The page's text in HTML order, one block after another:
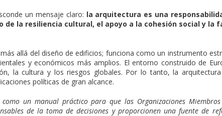
un mensaje claro: la arquitectura es una
la resiliencia cultural, el apoyo a la cohesión social y la
allá del diseño de edificios; funciona como un instrumento
y económicos más amplios. El entorno construido de
la cultura y los riesgos globales. Por lo tanto, la
políticas de gran alcance.
un manual práctico para que las Organizaciones
de la toma de decisiones y proporcionen una fuente de